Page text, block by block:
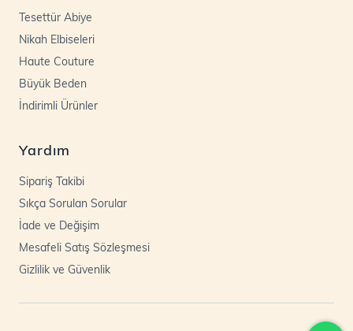
Tesettür Abiye
Nikah Elbiseleri
Haute Couture
Büyük Beden
İndirimli Ürünler
Yardım
Sipariş Takibi
Sıkça Sorulan Sorular
İade ve Değişim
Mesafeli Satış Sözleşmesi
Gizlilik ve Güvenlik